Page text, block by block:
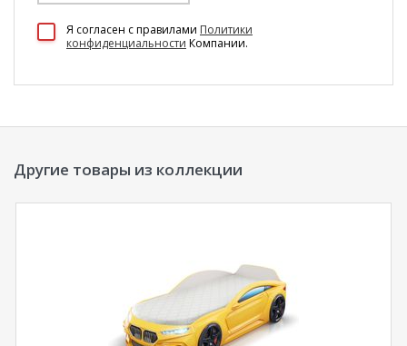
Я согласен c правилами Политики
конфиденциальности Компании.
Другие товары из коллекции